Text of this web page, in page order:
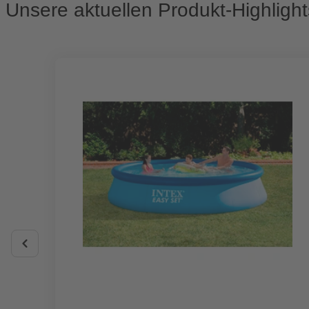
Unsere aktuellen Produkt-